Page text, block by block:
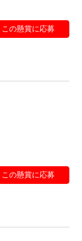
この懸賞に応募
この懸賞に応募